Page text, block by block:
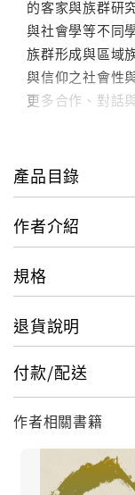
的客家與族群研
與社會學等不同
族群形成與區域
與信仰之社會性
更多合作、對話
產品目錄
作者介紹
規格
退貨說明
付款/配送
作者相關書籍